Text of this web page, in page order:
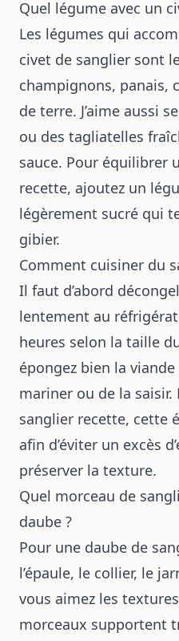
Quel légume avec un
Les légumes qui
civet de sanglier sont
champignons, panais,
de terre. J’aime aussi
ou des tagliatelles
sauce. Pour équilibrer
recette, ajoutez un
légèrement sucré qui
gibier.
Comment cuisiner du
Il faut d’abord
lentement au
heures selon la taille
épongez bien la
mariner ou de la
sanglier recette, cette
afin d’éviter un excès
préserver la texture.
Quel morceau de
daube ?
Pour une daube de
l’épaule, le collier, le
vous aimez les
morceaux supportent